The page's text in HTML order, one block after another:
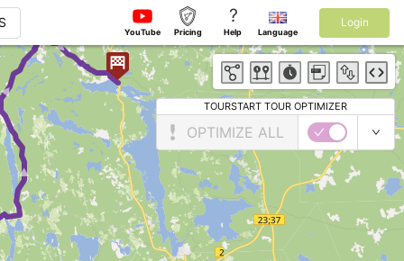
►
YouTube Pricing
?
Help Language
Login
TOURSTART TOUR OPTIMIZER
OPTIMIZE ALL